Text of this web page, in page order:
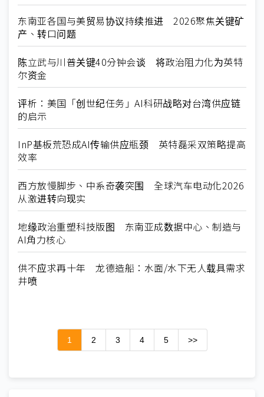
东南亚各国与美贸易协议持续推进 2026聚焦关键矿
产、转口问题
陈立武与川普关键40分钟会谈 将政治阻力化为英特
尔资金
评析：美国「创世纪任务」AI科研战略对台湾供应链
的启示
InP基板荒恐成AI传输供应瓶颈 英特磊采双策略提高
效率
西方放慢脚步、中系奇袭突围 全球汽车电动化2026
从激进转向现实
地缘政治重塑科技版图 东南亚成数据中心、制造与
AI角力核心
供不应求再十年 龙德造船：水面/水下无人载具需求
井喷
1 2 3 4 5 >>